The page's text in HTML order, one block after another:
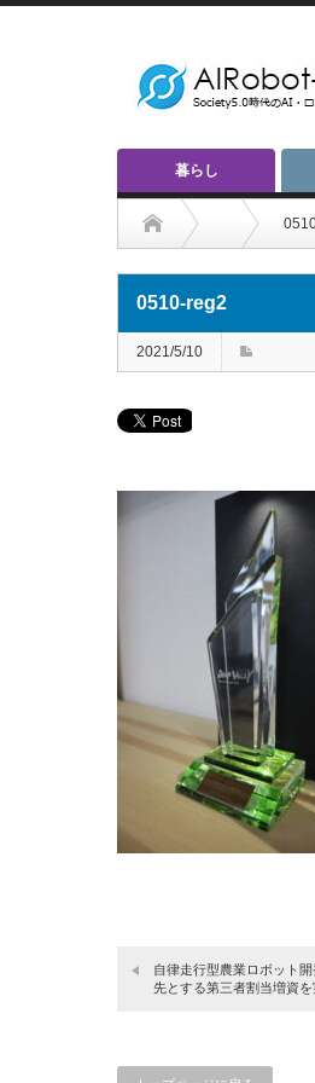
暮らし
0510-reg2
2021/5/10
自律走行型農業ロボット
先とする第三者割当増資を